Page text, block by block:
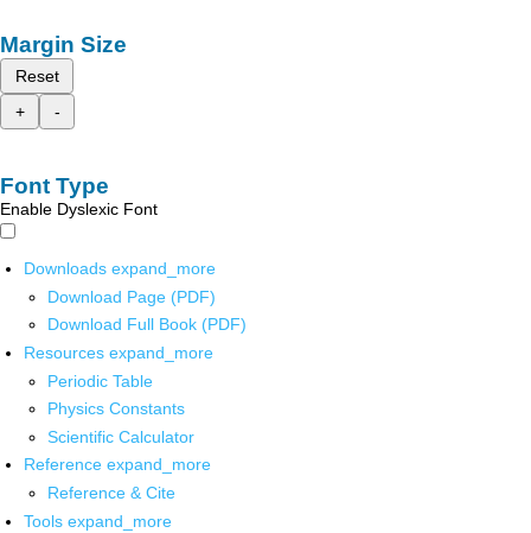
Margin Size
Reset
+
-
Font Type
Enable Dyslexic Font
Downloads expand_more
Download Page (PDF)
Download Full Book (PDF)
Resources expand_more
Periodic Table
Physics Constants
Scientific Calculator
Reference expand_more
Reference & Cite
Tools expand_more